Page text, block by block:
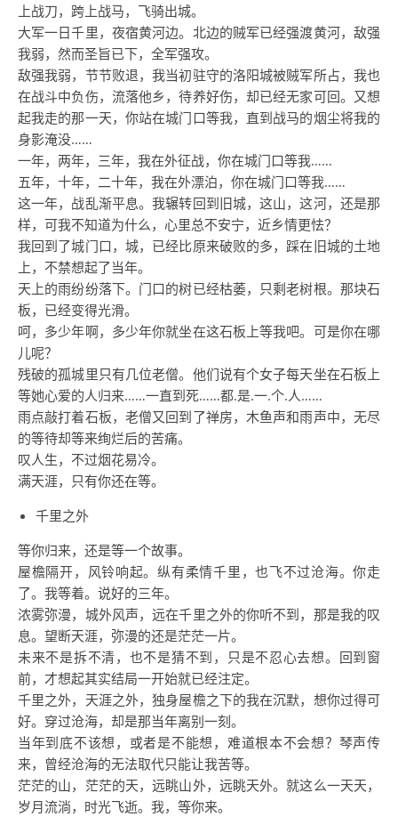
上战刀，跨上战马，飞骑出城。
大军一日千里，夜宿黄河边。北边的贼军已经强渡黄河，敌强
我弱，然而圣旨已下，全军强攻。
敌强我弱，节节败退，我当初驻守的洛阳城被贼军所占，我也
在战斗中负伤，流落他乡，待养好伤，却已经无家可回。又想
起我走的那一天，你站在城门口等我，直到战马的烟尘将我的
身影淹没……
一年，两年，三年，我在外征战，你在城门口等我……
五年，十年，二十年，我在外漂泊，你在城门口等我……
这一年，战乱渐平息。我辗转回到旧城，这山，这河，还是那
样，可我不知道为什么，心里总不安宁，近乡情更怯？
我回到了城门口，城，已经比原来破败的多，踩在旧城的土地
上，不禁想起了当年。
天上的雨纷纷落下。门口的树已经枯萎，只剩老树根。那块石
板，已经变得光滑。
呵，多少年啊，多少年你就坐在这石板上等我吧。可是你在哪
儿呢？
残破的孤城里只有几位老僧。他们说有个女子每天坐在石板上
等她心爱的人归来……一直到死……都.是.一.个.人……
雨点敲打着石板，老僧又回到了禅房，木鱼声和雨声中，无尽
的等待却等来绚烂后的苦痛。
叹人生，不过烟花易冷。
满天涯，只有你还在等。
千里之外
等你归来，还是等一个故事。
屋檐隔开，风铃响起。纵有柔情千里，也飞不过沧海。你走
了。我等着。说好的三年。
浓雾弥漫，城外风声，远在千里之外的你听不到，那是我的叹
息。望断天涯，弥漫的还是茫茫一片。
未来不是拆不清，也不是猜不到，只是不忍心去想。回到窗
前，才想起其实结局一开始就已经注定。
千里之外，天涯之外，独身屋檐之下的我在沉默，想你过得可
好。穿过沧海，却是那当年离别一刻。
当年到底不该想，或者是不能想，难道根本不会想？琴声传
来，曾经沧海的无法取代只能让我苦等。
茫茫的山，茫茫的天，远眺山外，远眺天外。就这么一天天，
岁月流淌，时光飞逝。我，等你来。